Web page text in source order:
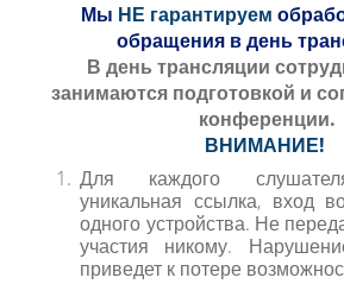
Мы НЕ гарантируем
обращения в день
В день трансляции
занимаются подготовкой и
конференции.
ВНИМАНИЕ!
Для каждого
уникальная ссылка, вход
одного устройства. Не
участия никому.
приведет к потере